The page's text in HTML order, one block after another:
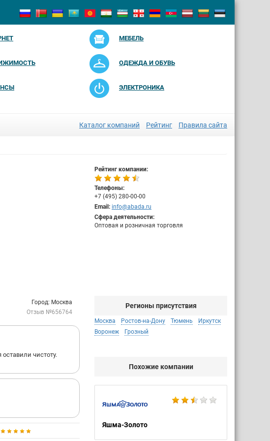
МЕБЕЛЬ
ОДЕЖДА И ОБУВЬ
ЭЛЕКТРОНИКА
Каталог компаний Рейтинг Правила сайта
Рейтинг компании:
Телефоны:
+7 (495) 280-00-00
Email: info@abada.ru
Сфера деятельности:
Оптовая и розничная торговля
Город: Москва
Отзыв №656764
чистоту.
Регионы присутствия
Москва Ростов-на-Дону Тюмень
Иркутск
Воронеж
Грозный
Похожие компании
Яшма-Золото